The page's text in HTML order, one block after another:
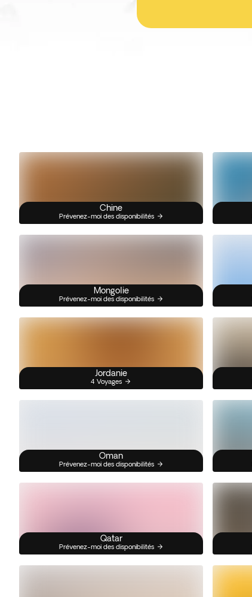
Chine
Prévenez-moi des disponibilités
Mongolie
Prévenez-moi des disponibilités
Jordanie
4 Voyages
Oman
Prévenez-moi des disponibilités
Qatar
Prévenez-moi des disponibilités